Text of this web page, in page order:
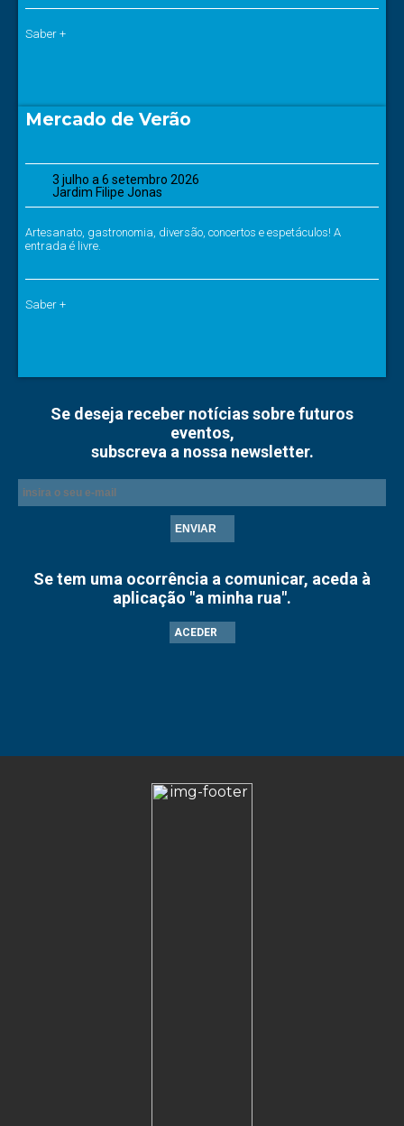
Saber +
Mercado de Verão
3 julho a 6 setembro 2026
Jardim Filipe Jonas
Artesanato, gastronomia, diversão, concertos e espetáculos! A
entrada é livre.
Saber +
Se deseja receber notícias sobre futuros
eventos,
subscreva a nossa newsletter.
ENVIAR
Se tem uma ocorrência a comunicar, aceda à
aplicação "a minha rua".
ACEDER